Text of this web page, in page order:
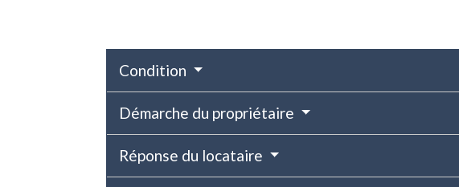
Condition
Démarche du propriétaire
Réponse du locataire